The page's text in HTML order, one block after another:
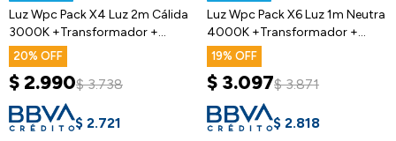
Luz Wpc Pack X4 Luz 2m Cálida
3000K +Transformador +
Dimmer
20
$2.990$ 3.738
$ 2.721
Luz Wpc Pack X6 Luz 1m Neutra
4000K +Transformador +
Dimmer
19
$ 3.097$ 3.871
$ 2.818